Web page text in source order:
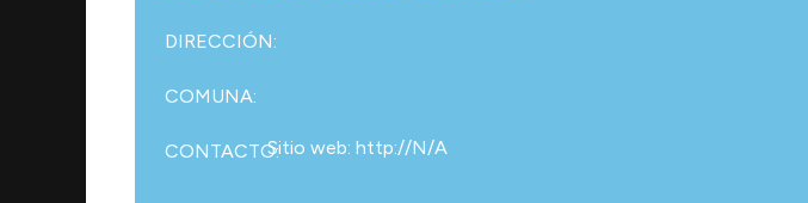
DIRECCIÓN:
COMUNA:
CONTACTO:Sitio web: http://N/A